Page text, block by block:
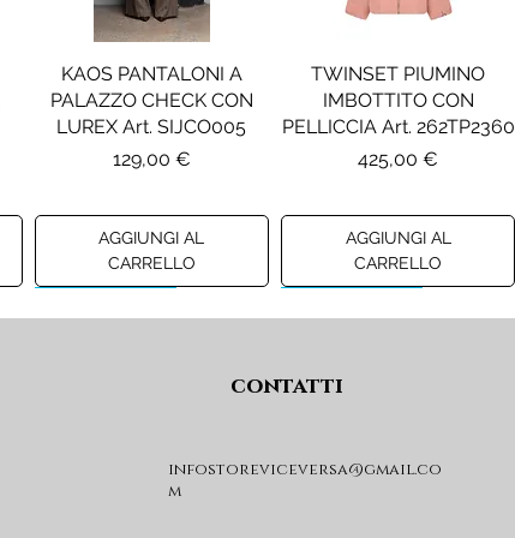
Zip
Chiusura sul fronte
KAOS PANTALONI A
PALAZZO CHECK CON
LUREX Art. SIJCO005
Prezzo
129,00 €
AGGIUNGI AL
CARRELLO
TWINSET PIUMINO
IMBOTTITO CON
PELLICCIA Art. 262TP2360
Prezzo
425,00 €
AGGIUNGI AL
CARRELLO
PINKO ANFIBIO MOD. EVA
contatti
infostoreviceversa@gmail.co
m